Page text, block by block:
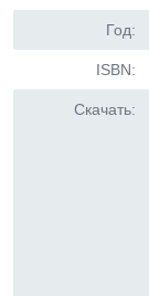
Год:
ISBN:
Скачать: